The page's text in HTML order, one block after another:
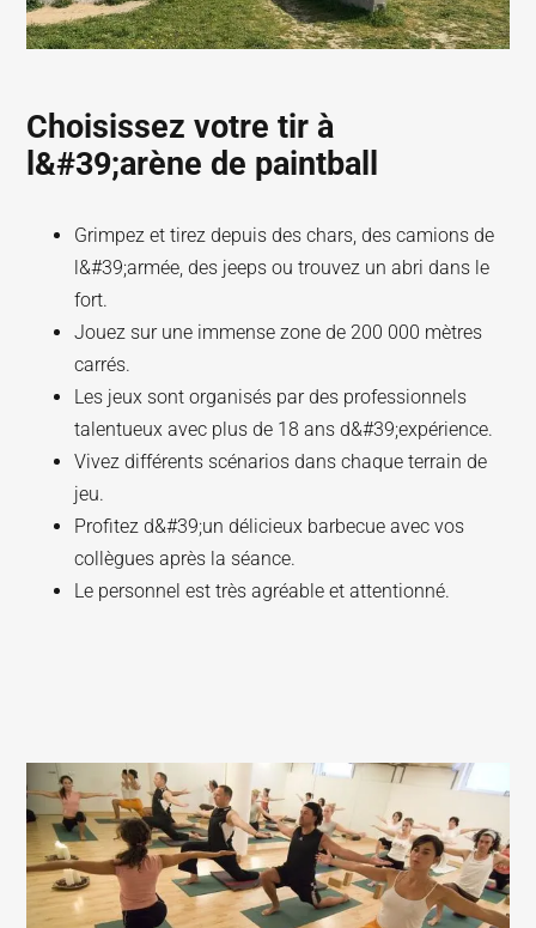
Choisissez votre tir à
l&#39;arène de paintball
Grimpez et tirez depuis des chars, des camions de
l&#39;armée, des jeeps ou trouvez un abri dans le
fort.
Jouez sur une immense zone de 200 000 mètres
carrés.
Les jeux sont organisés par des professionnels
talentueux avec plus de 18 ans d&#39;expérience.
Vivez différents scénarios dans chaque terrain de
jeu.
Profitez d&#39;un délicieux barbecue avec vos
collègues après la séance.
Le personnel est très agréable et attentionné.